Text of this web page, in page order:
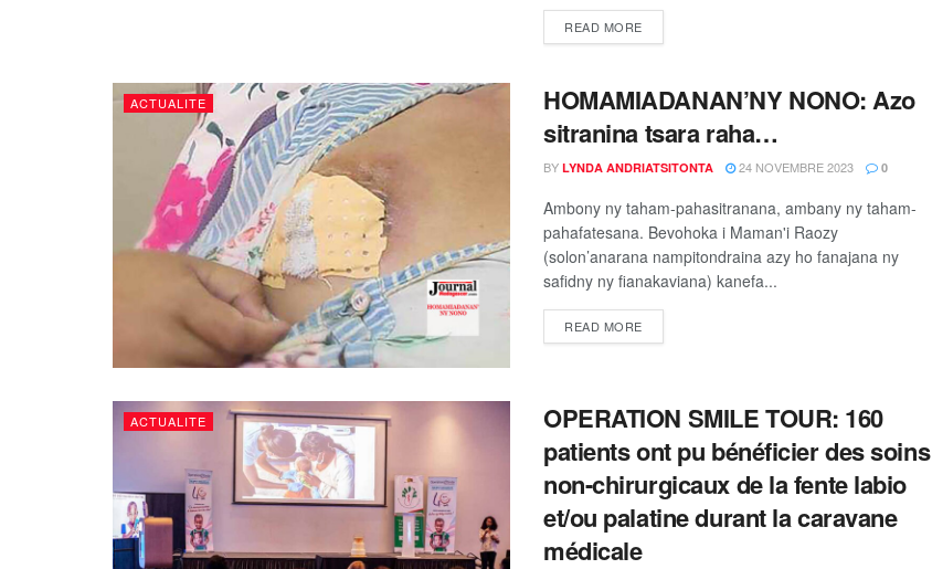
READ MORE
ACTUALITE
HOMAMIADANAN’NY NONO: Azo
sitranina tsara raha…
BY LYNDA ANDRIATSITONTA 24 NOVEMBRE 2023 0
Ambony ny taham-pahasitranana, ambany ny taham-
pahafatesana. Bevohoka i Maman'i Raozy
(solon’anarana nampitondraina azy ho fanajana ny
safidny ny fianakaviana) kanefa...
READ MORE
ACTUALITE
OPERATION SMILE TOUR: 160
patients ont pu bénéficier des soins
non-chirurgicaux de la fente labio
et/ou palatine durant la caravane
médicale